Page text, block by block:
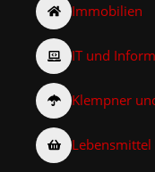
Immobilien
IT und
Klempner